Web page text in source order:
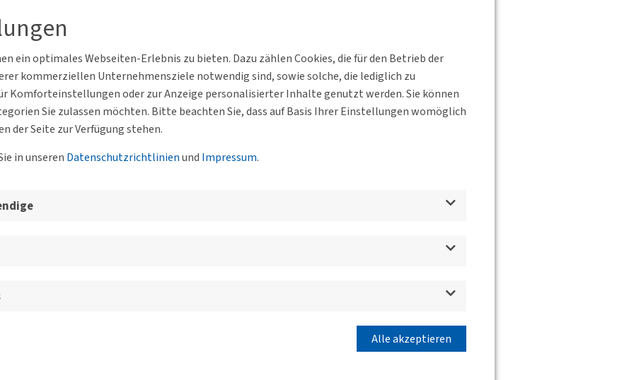
ein optimales Webseiten-Erlebnis zu bieten. Dazu zählen Cookies, die für den Betrieb der
kommerziellen Unternehmensziele notwendig sind, sowie solche, die lediglich zu
Komforteinstellungen oder zur Anzeige personalisierter Inhalte genutzt werden. Sie können
Sie zulassen möchten. Bitte beachten Sie, dass auf Basis Ihrer Einstellungen womöglich
der Seite zur Verfügung stehen.
in unseren Datenschutzrichtlinienund Impressum.
Alle akzeptieren
der BVs und
60549 Frankfurt am Main
mbH
Runde, bevor
mbH